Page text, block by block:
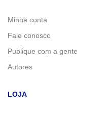
Minha conta
Fale conosco
Publique com a gente
Autores
LOJA